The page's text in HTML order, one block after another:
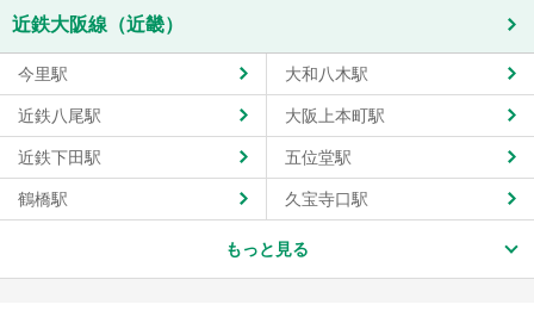
近鉄大阪線（近畿）
今里駅 大和八木駅
近鉄八尾駅 大阪上本町駅
近鉄下田駅 五位堂駅
鶴橋駅 久宝寺口駅
もっと見る